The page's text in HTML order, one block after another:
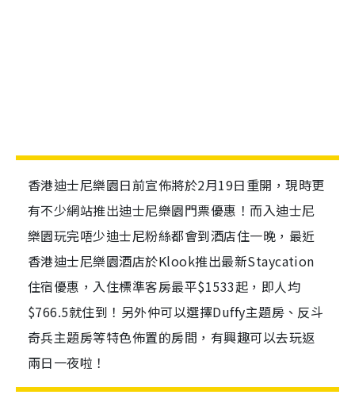
香港迪士尼樂園日前宣佈將於2月19日重開，現時更
有不少網站推出迪士尼樂園門票優惠！而入迪士尼
樂園玩完唔少迪士尼粉絲都會到酒店住一晚，最近
香港迪士尼樂園酒店於Klook推出最新Staycation
住宿優惠，入住標準客房最平$1533起，即人均
$766.5就住到！另外仲可以選擇Duffy主題房、反斗
奇兵主題房等特色佈置的房間，有興趣可以去玩返
兩日一夜啦！